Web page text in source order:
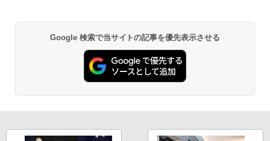
Google 検索で当サイトの記事を優先表示させる